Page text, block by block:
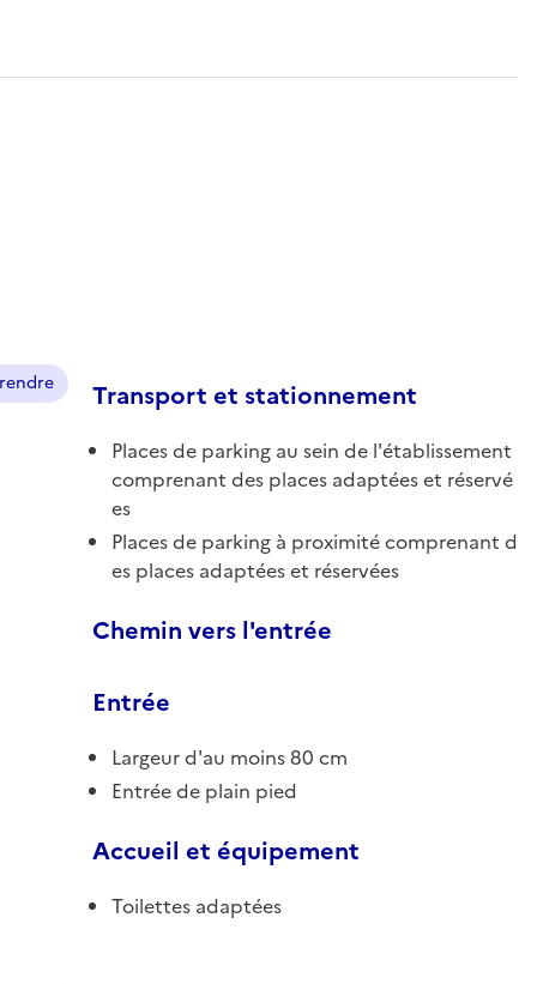
Transport et stationnement
Places de parking au sein de l'établissement
comprenant des places adaptées et réservé
es
Places de parking à proximité comprenant d
es places adaptées et réservées
Chemin vers l'entrée
Entrée
Largeur d'au moins 80 cm
Entrée de plain pied
Accueil et équipement
Toilettes adaptées